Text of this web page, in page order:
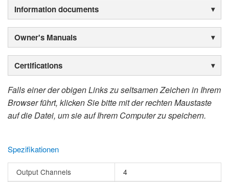
Information documents
Owner's Manuals
Certifications
Falls einer der obigen Links zu seltsamen Zeichen in Ihrem
Browser führt, klicken Sie bitte mit der rechten Maustaste
auf die Datei, um sie auf Ihrem Computer zu speichern.
Spezifikationen
Output Channels
4